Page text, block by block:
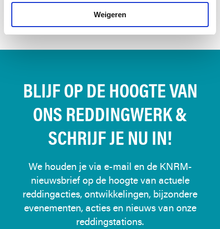
Weigeren
DONEER NU
BLIJF OP DE HOOGTE VAN
ONS REDDINGWERK &
SCHRIJF JE NU IN!
We houden je via e-mail en de KNRM-
nieuwsbrief op de hoogte van actuele
reddingacties, ontwikkelingen, bijzondere
evenementen, acties en nieuws van onze
reddingstations.